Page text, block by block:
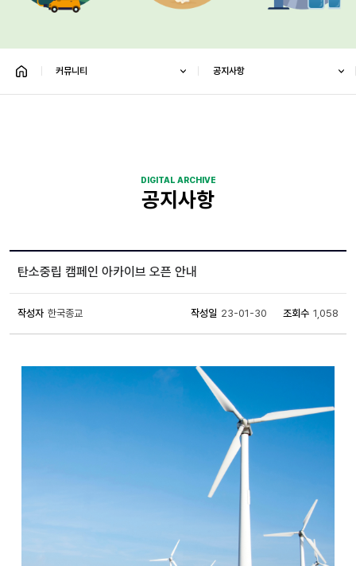
커뮤니티 공지사항
DIGITAL ARCHIVE
공지사항
탄소중립 캠페인 아카이브 오픈 안내
작성자 한국종교 작성일 23-01-30 조회수 1,058